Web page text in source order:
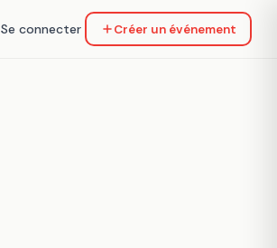
Se connecter Créer un événement